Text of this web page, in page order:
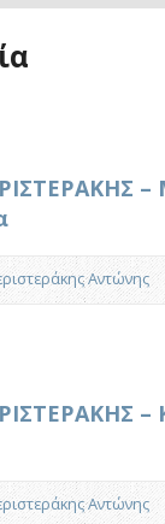
–
Αντώνης
–
Αντώνης